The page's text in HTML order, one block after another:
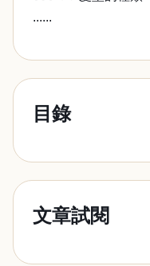
......
目錄
文章試閱